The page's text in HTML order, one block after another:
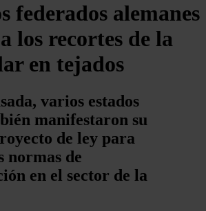
federados alemanes
los recortes de la
en tejados
varios estados
manifestaron su
de ley para
de
en el sector de la